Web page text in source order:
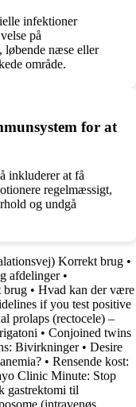
infektioner
på
løbende næse eller
område.
for at
inkluderer at få
regelmæssigt,
og undgå
Korrekt brug •
afdelinger•
brug • Hvad kan der være
if you test positive
prolaps (rectocele) –
• Conjoined twins
Bivirkninger• Desire
• Rensende kost:
Clinic Minute: Stop
gastrektomi til
(intravenøs